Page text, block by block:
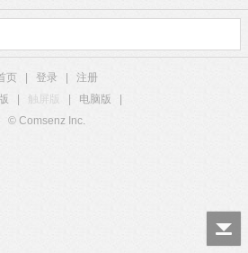
页 登录
注册
触屏版 电脑版
© Comsenz Inc.